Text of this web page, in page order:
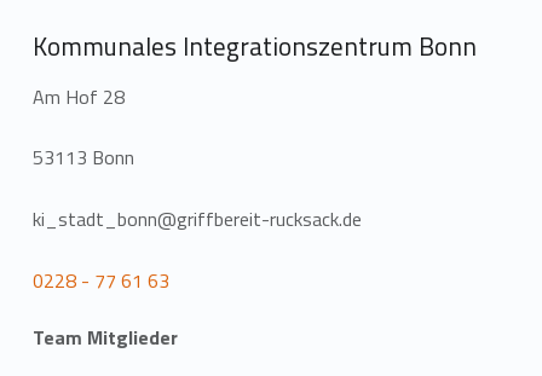
Kommunales Integrationszentrum Bonn
Am Hof 28
53113 Bonn
ki_stadt_bonn@griffbereit-rucksack.de
0228 - 77 61 63
Team Mitglieder